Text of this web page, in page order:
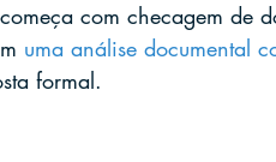
com checagem de
uma análise documental
formal.